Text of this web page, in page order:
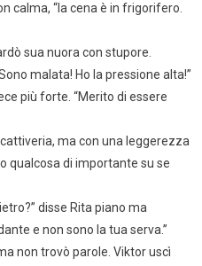
calma, “la cena è in frigorifero.
sua nuora con stupore.
malata! Ho la pressione alta!”
più forte. “Merito di essere
ma con una leggerezza
qualcosa di importante su se
disse Rita piano ma
e non sono la tua serva.”
non trovò parole. Viktor uscì